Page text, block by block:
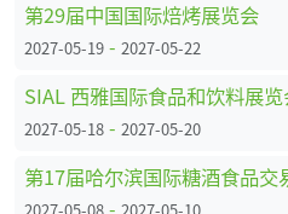
第29届中国国际焙烤展览会
2027-05-19 - 2027-05-22
SIAL 西雅国际食品和饮料展览
2027-05-18 - 2027-05-20
第17届哈尔滨国际糖酒食品交
2027-05-08 - 2027-05-10